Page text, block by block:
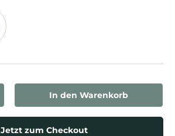
erhöhenIn den Warenkorb
Jetzt zum Checkout